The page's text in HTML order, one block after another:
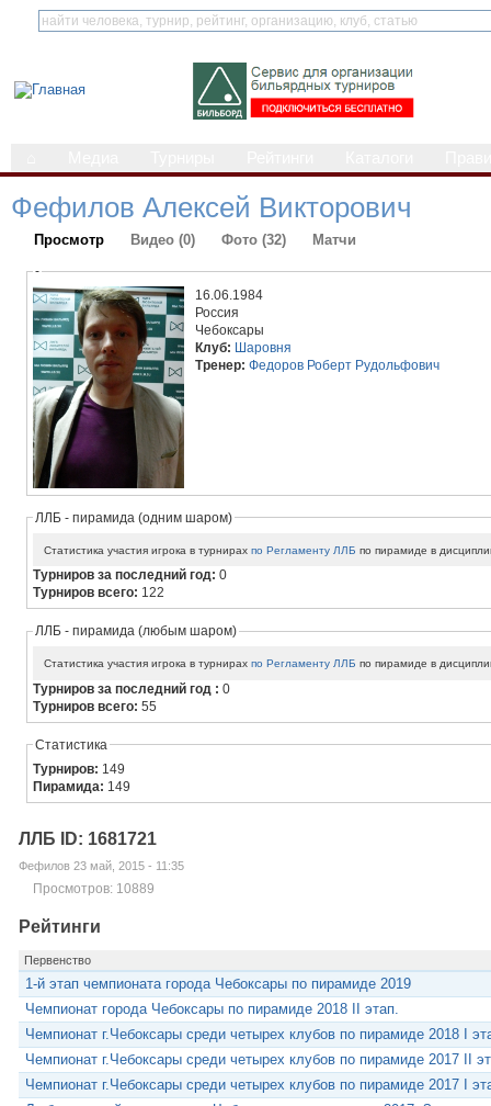
Фефилов Алексей Викторович
Просмотр Видео (0) Фото (32) Матчи
-
16.06.1984
Россия
Чебоксары
Клуб: Шаровня
Тренер:Федоров Роберт Рудольфович
ЛЛБ - пирамида (одним шаром)
Статистика участия игрока в турнирахпо Регламенту ЛЛБ по пирамиде в
Турниров за последний год:0
Турниров всего: 122
ЛЛБ - пирамида (любым шаром)
Статистика участия игрока в турнирахпо Регламенту ЛЛБ по пирамиде в
Турниров за последний год :0
Турниров всего:55
Статистика
Турниров: 149
Пирамида: 149
ЛЛБ ID: 1681721
Фефилов 23 май, 2015 - 11:35
Просмотров: 10889
Рейтинги
Первенство
1-й этап чемпионата города Чебоксары по пирамиде 2019
Чемпионат города Чебоксары по пирамиде 2018 II этап.
Чемпионат г.Чебоксары среди четырех клубов по пирамиде 2018 I
Чемпионат г.Чебоксары среди четырех клубов по пирамиде 2017 II
Чемпионат г.Чебоксары среди четырех клубов по пирамиде 2017 I